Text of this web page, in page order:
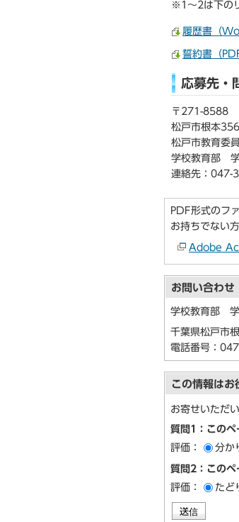
※1～2は下の
履歴書（
誓約書（
応募先・
〒271-8588
松戸市根本
松戸市教育委
学校教育部
連絡先：047-
PDF形式のフ
お持ちでない
Adobe
お問い合わせ
学校教育部
千葉県松戸市
電話番号：
この情報はお
お寄せいただ
質問1：このペ
評価：
分か
質問2：このペ
評価：
たど